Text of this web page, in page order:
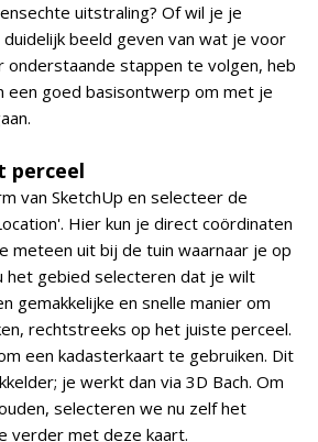
uitstraling? Of wil je je
beeld geven van wat je voor
onderstaande stappen te volgen, heb
een goed basisontwerp om met je
perceel
van SketchUp en selecteer de
Hier kun je direct coördinaten
meteen uit bij de tuin waarnaar je op
het gebied selecteren dat je wilt
gemakkelijke en snelle manier om
rechtstreeks op het juiste perceel.
een kadasterkaart te gebruiken. Dit
je werkt dan via 3D Bach. Om
selecteren we nu zelf het
verder met deze kaart.